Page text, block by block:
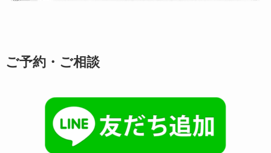
ご予約・ご相談